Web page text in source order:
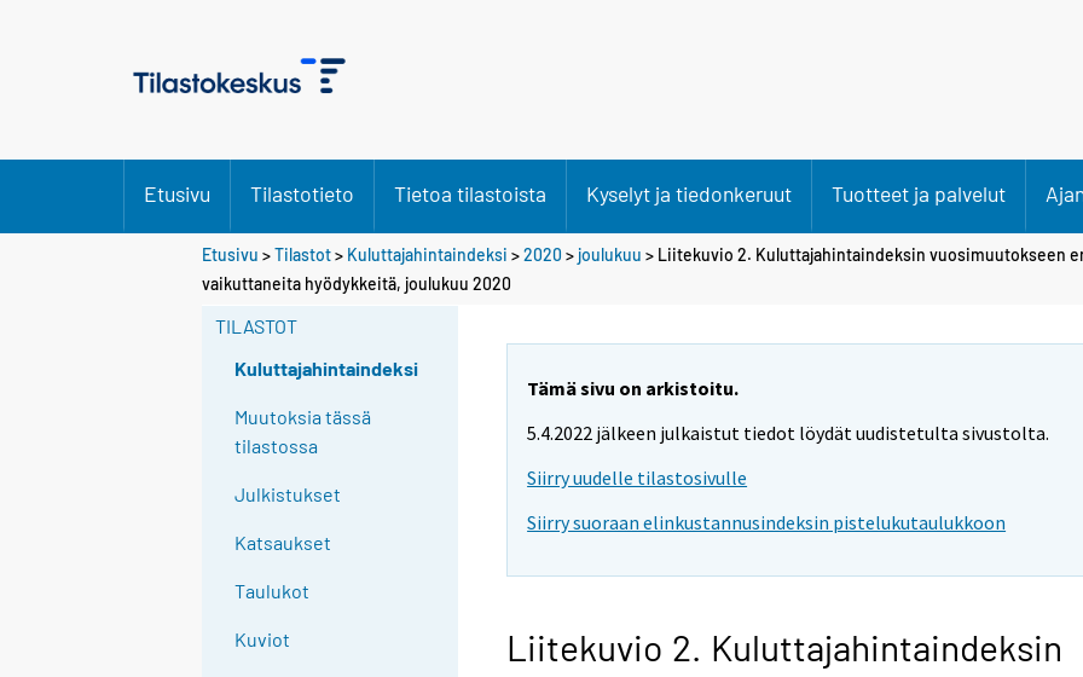
Etusivu Tilastotieto Tietoa tilastoista Kyselyt ja tiedonkeruut Tuotteet ja palvelut
Etusivu >Tilastot> Kuluttajahintaindeksi >2020 > joulukuu > Liitekuvio 2. Kuluttajahintaindeksin vuosimuutokseen
vaikuttaneita hyödykkeitä, joulukuu 2020
TILASTOT
Kuluttajahintaindeksi
Muutoksia tässä
tilastossa
Julkistukset
Katsaukset
Taulukot
Kuviot
Tämä sivu on arkistoitu.
5.4.2022 jälkeen julkaistut tiedot löydät uudistetulta sivustolta.
Siirry uudelle tilastosivulle
Siirry suoraan elinkustannusindeksin pistelukutaulukkoon
Liitekuvio 2. Kuluttajahintaindeksin